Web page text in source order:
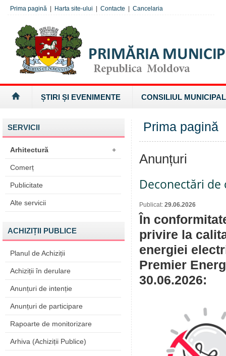
Prima pagină Harta site-ului Contacte Cancelaria
ȘTIRI ȘI EVENIMENTE CONSILIUL MUNICIPAL
SERVICII
Arhitectură +
Comerț
Publicitate
Alte servicii
ACHIZIȚII PUBLICE
Planul de Achiziții
Achiziții în derulare
Anunțuri de intenție
Anunțuri de participare
Rapoarte de monitorizare
Arhiva (Achiziții Publice)
Prima pagină
Anunțuri
Deconectări
Publicat: 29.06.2026
În
privire la
energiei
Premier
30.06.2026: